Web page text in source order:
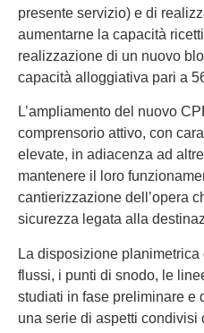
presente servizio) e di
aumentarne la capacità
realizzazione di un nuovo
capacità alloggiativa pari a
L’ampliamento del nuovo
comprensorio attivo, con
elevate, in adiacenza ad
mantenere il loro
cantierizzazione dell’opera
sicurezza legata alla
La disposizione
flussi, i punti di snodo, le
studiati in fase preliminare e
una serie di aspetti condivisi